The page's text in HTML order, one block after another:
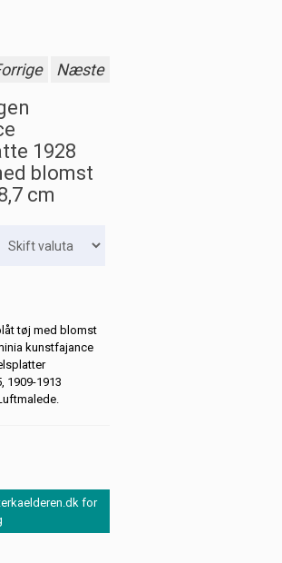
Næste
1928
blomst
cm
tøj med blomst
kunstfajance
1909-1913
for